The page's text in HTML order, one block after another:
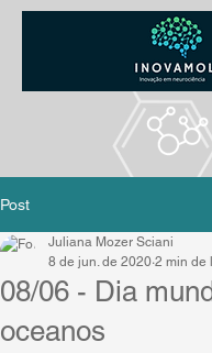
Post
08/06 - Dia
oceanos
Juliana Mozer Sciani
8 de jun. de 2020 2 min de